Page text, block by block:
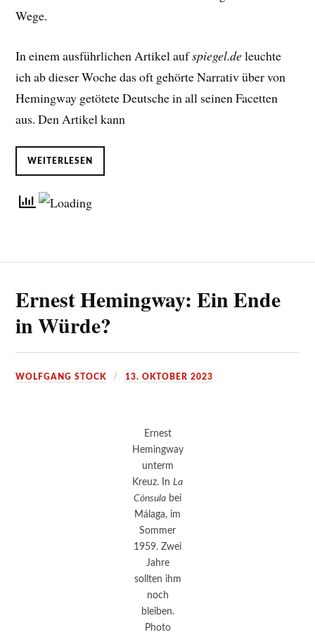
Wege.
In einem ausführlichen Artikel aufspiegel.deleuchte
ich ab dieser Woche das oft gehörte Narrativ über von
Hemingway getötete Deutsche in all seinen Facetten
aus. Den Artikel kann
WEITERLESEN
Ernest Hemingway: Ein Ende
in Würde?
WOLFGANG STOCK 13. OKTOBER 2023
Ernest
Hemingway
unterm
Kreuz. In La
Cónsula bei
Málaga, im
Sommer
1959. Zwei
Jahre
sollten ihm
noch
bleiben.
Photo